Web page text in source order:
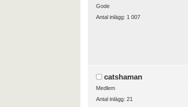
Gode
Antal inlägg: 1 007
catshaman
Medlem
Antal inlägg: 21